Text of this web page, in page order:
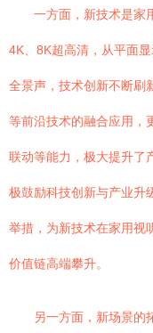
一方面，新技术是家
4K、8K超高清，从平面
全景声，技术创新不断刷
等前沿技术的融合应用，
联动等能力，极大提升了
极鼓励科技创新与产业升
举措，为新技术在家用视
价值链高端攀升。
另一方面，新场景的